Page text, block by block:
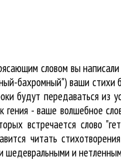
словом вы
бахромный") ваши стихи
будут передаваться из
гения - ваше волшебное
встречается слово
читать
шедевральными и